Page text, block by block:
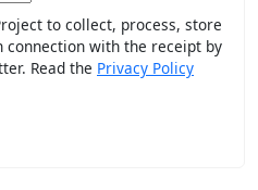
to collect, process, store
connection with the receipt by
Read the Privacy Policy